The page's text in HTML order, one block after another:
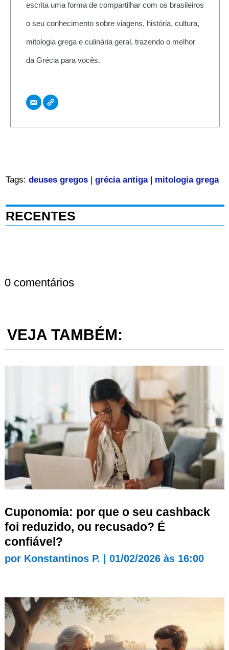
escrita uma forma de compartilhar com os brasileiros
o seu conhecimento sobre viagens, história, cultura,
mitologia grega e culinária geral, trazendo o melhor
da Grécia para vocês.
Tags: deuses gregos| grécia antiga| mitologia grega
RECENTES
0 comentários
VEJA TAMBÉM:
Cuponomia: por que o seu cashback
foi reduzido, ou recusado? É
confiável?
por Konstantinos P. 01/02/2026 às 16:00